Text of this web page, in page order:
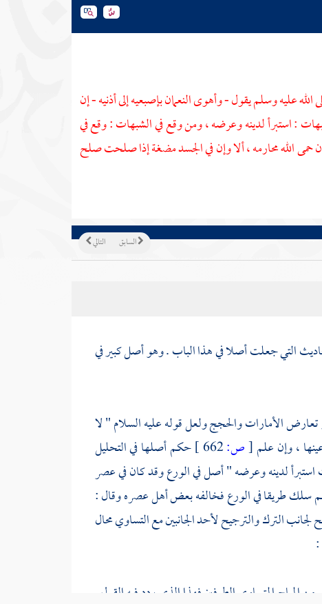
عليه وسلم يقول - وأهوىالنعمانبإصبعيه إلى أذنيه - إن
: استبرأ لدينه وعرضه ، ومن وقع في الشبهات : وقع في
حمى الله محارمه ، ألا وإن في الجسد مضغة إذا صلحت صلح
التالي السابق
التي جعلت أصلا في هذا الباب . وهو أصل كبير في
تعارض الأمارات والحجج ولعل قوله عليه السلام " لا
، وإن علم[ص:
حكم أصلها في التحليل
استبرأ لدينه وعرضه " أصل في الورع وقد كان في عصر
سلك طريقا في الورع فخالفه بعض أهل عصره وقال :
الترك والترجيح لأحد الجانبين مع التساوي محال
:
المباح المتساوي الطرفين فهذا الذي ردد فيه القول .